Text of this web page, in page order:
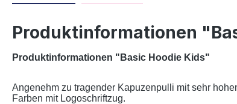
Produktinformationen
Produktinformationen "Basic Hoodie Kids"
Angenehm zu tragender Kapuzenpulli mit sehr
Farben mit Logoschriftzug.